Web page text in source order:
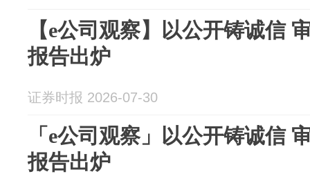
【e公司观察】以公开铸诚信
报告出炉
证券时报 2026-07-30
「e公司观察」以公开铸诚信
报告出炉